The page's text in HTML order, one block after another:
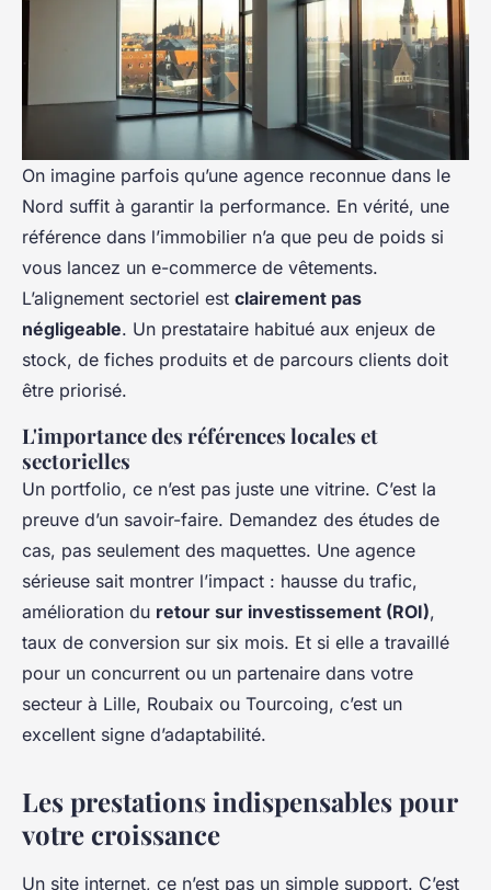
On imagine parfois qu’une agence reconnue dans le
Nord suffit à garantir la performance. En vérité, une
référence dans l’immobilier n’a que peu de poids si
vous lancez un e-commerce de vêtements.
L’alignement sectoriel est clairement pas
négligeable. Un prestataire habitué aux enjeux de
stock, de fiches produits et de parcours clients doit
être priorisé.
L'importance des références locales et
sectorielles
Un portfolio, ce n’est pas juste une vitrine. C’est la
preuve d’un savoir-faire. Demandez des études de
cas, pas seulement des maquettes. Une agence
sérieuse sait montrer l’impact : hausse du trafic,
amélioration du retour sur investissement (ROI),
taux de conversion sur six mois. Et si elle a travaillé
pour un concurrent ou un partenaire dans votre
secteur à Lille, Roubaix ou Tourcoing, c’est un
excellent signe d’adaptabilité.
Les prestations indispensables pour
votre croissance
Un site internet, ce n’est pas un simple support. C’est